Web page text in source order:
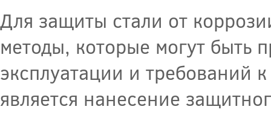
Для защиты стали от
методы, которые могут быть
эксплуатации и требований
является нанесение